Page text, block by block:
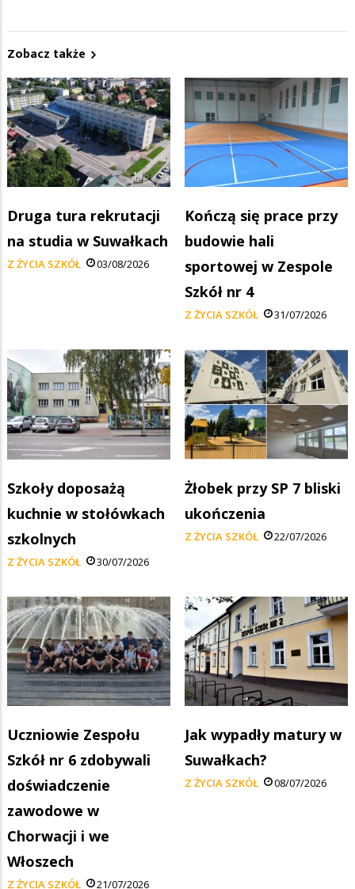
Zobacz także
Druga tura rekrutacji
na studia w Suwałkach
Z ŻYCIA SZKÓŁ 03/08/2026
Kończą się prace przy
budowie hali
sportowej w Zespole
Szkół nr 4
Z ŻYCIA SZKÓŁ 31/07/2026
Szkoły doposażą
kuchnie w stołówkach
szkolnych
Z ŻYCIA SZKÓŁ 30/07/2026
Żłobek przy SP 7 bliski
ukończenia
Z ŻYCIA SZKÓŁ 22/07/2026
Uczniowie Zespołu
Szkół nr 6 zdobywali
doświadczenie
zawodowe w
Chorwacji i we
Włoszech
Z ŻYCIA SZKÓŁ 21/07/2026
Jak wypadły matury w
Suwałkach?
Z ŻYCIA SZKÓŁ 08/07/2026